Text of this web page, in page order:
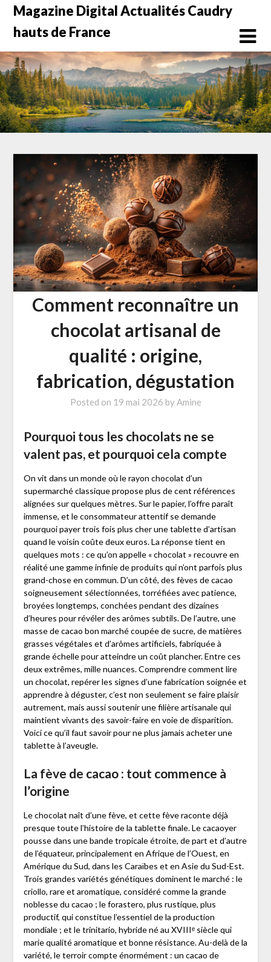
Skip
content
Magazine Digital Actualités Caudry
hauts de France
Comment reconnaître un
chocolat artisanal de
qualité : origine,
fabrication, dégustation
Posted on 19 mai 2026 byAmine
Pourquoi tous les chocolats ne se
valent pas, et pourquoi cela compte
On vit dans un monde où le rayon chocolat d’un
supermarché classique propose plus de cent références
alignées sur quelques mètres. Sur le papier, l’offre paraît
immense, et le consommateur attentif se demande
pourquoi payer trois fois plus cher une tablette d’artisan
quand le voisin coûte deux euros. La réponse tient en
quelques mots : ce qu’on appelle « chocolat » recouvre en
réalité une gamme infinie de produits qui n’ont parfois plus
grand-chose en commun. D’un côté, des fèves de cacao
soigneusement sélectionnées, torréfiées avec patience,
broyées longtemps, conchées pendant des dizaines
d’heures pour révéler des arômes subtils. De l’autre, une
masse de cacao bon marché coupée de sucre, de matières
grasses végétales et d’arômes artificiels, fabriquée à
grande échelle pour atteindre un coût plancher. Entre ces
deux extrêmes, mille nuances. Comprendre comment lire
un chocolat, repérer les signes d’une fabrication soignée et
apprendre à déguster, c’est non seulement se faire plaisir
autrement, mais aussi soutenir une filière artisanale qui
maintient vivants des savoir-faire en voie de disparition.
Voici ce qu’il faut savoir pour ne plus jamais acheter une
tablette à l’aveugle.
La fève de cacao : tout commence à
l’origine
Le chocolat naît d’une fève, et cette fève raconte déjà
presque toute l’histoire de la tablette finale. Le cacaoyer
pousse dans une bande tropicale étroite, de part et d’autre
de l’équateur, principalement en Afrique de l’Ouest, en
Amérique du Sud, dans les Caraïbes et en Asie du Sud-Est.
Trois grandes variétés génétiques dominent le marché : le
criollo, rare et aromatique, considéré comme la grande
noblesse du cacao ; le forastero, plus rustique, plus
productif, qui constitue l’essentiel de la production
mondiale ; et le trinitario, hybride né au XVIIIᵉ siècle qui
marie qualité aromatique et bonne résistance. Au-delà de la
variété, le terroir compte énormément : un cacao de